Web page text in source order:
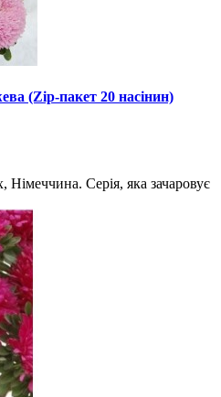
(Zip-пакет 20 насінин)
Серія, яка зачаровує